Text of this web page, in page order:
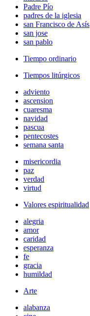
Padre Pío
padres de la iglesia
san Francisco de Asís
san jose
san pablo
Tiempo ordinario
Tiempos litúrgicos
adviento
ascension
cuaresma
navidad
pascua
pentecostes
semana santa
misericordia
paz
verdad
virtud
Valores espiritualidad
alegria
amor
caridad
esperanza
fe
gracia
humildad
Arte
alabanza